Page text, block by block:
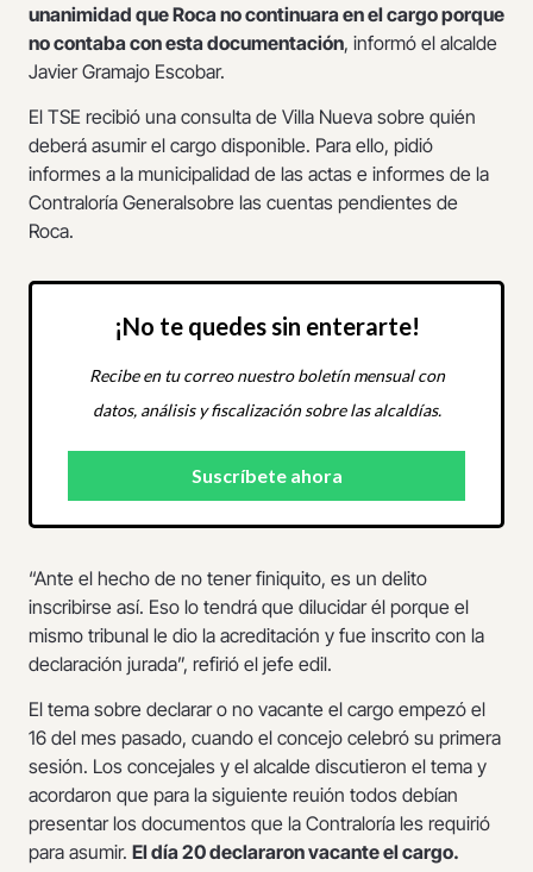
unanimidad que Roca no continuara en el cargo porque
no contaba con esta documentación, informó el alcalde
Javier Gramajo Escobar.
El TSE recibió una consulta de Villa Nueva sobre quién
deberá asumir el cargo disponible. Para ello, pidió
informes a la municipalidad de las actas e informes de la
Contraloría Generalsobre las cuentas pendientes de
Roca.
¡No te quedes sin enterarte!
Recibe en tu correo nuestro boletín mensual con
datos, análisis y fiscalización sobre las alcaldías.
“Ante el hecho de no tener finiquito, es un delito
inscribirse así. Eso lo tendrá que dilucidar él porque el
mismo tribunal le dio la acreditación y fue inscrito con la
declaración jurada”, refirió el jefe edil.
El tema sobre declarar o no vacante el cargo empezó el
16 del mes pasado, cuando el concejo celebró su primera
sesión. Los concejales y el alcalde discutieron el tema y
acordaron que para la siguiente reuión todos debían
presentar los documentos que la Contraloría les requirió
para asumir. El día 20 declararon vacante el cargo.